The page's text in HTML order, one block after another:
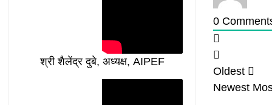
0
Oldest
Newest
श्री शैलेंद्र दुबे, अध्यक्ष, AIPEF